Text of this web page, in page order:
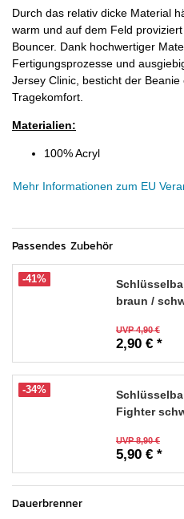
Durch das relativ dicke Material
warm und auf dem Feld
Bouncer. Dank hochwertiger
Fertigungsprozesse und
Jersey Clinic, besticht der
Tragekomfort.
Materialien:
100% Acryl
Mehr Informationen zum EU
Passendes Zubehör
-41%
braun /
UVP 4,90 €
2,90 € *
-34%
Fighter
UVP 8,90 €
5,90 € *
Dauerbrenner